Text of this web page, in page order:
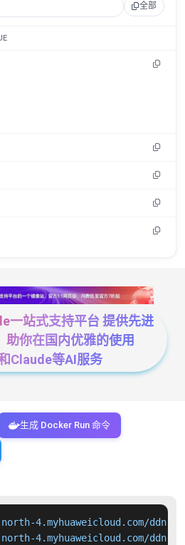
全部
一站式支持平台 提供先进
助你在国内优雅的使用
Claude等AI服务
生成 Docker Run 命令
4.myhuaweicloud.com/
4.myhuaweicloud.com/